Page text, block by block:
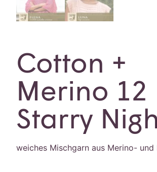
Cotton +
Merino 12
Starry
weiches Mischgarn aus Merino- und